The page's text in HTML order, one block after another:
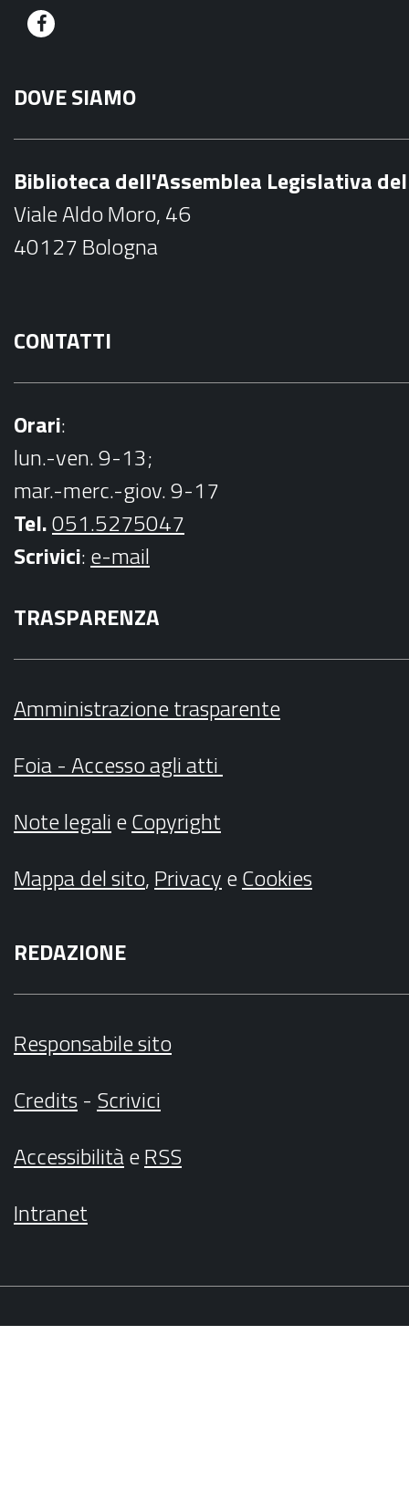
F
c
e
k
DOVE SIAMO
Biblioteca dell'Assemblea Legislativa
Viale Aldo Moro, 46
40127 Bologna
CONTATTI
Orari:
lun.-ven. 9-13;
mar.-merc.-giov. 9-17
Tel.051.5275047
Scrivici:e-mail
TRASPARENZA
Amministrazione trasparente
Foia - Accesso agli atti
Note legalieCopyright
Mappa del sito,PrivacyeCookies
REDAZIONE
Responsabile sito
Credits- Scrivici
AccessibilitàeRSS
Intranet